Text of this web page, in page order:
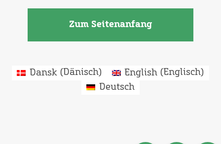
Zum Seitenanfang
Dansk( Dänisch) English( Englisch)
Deutsch